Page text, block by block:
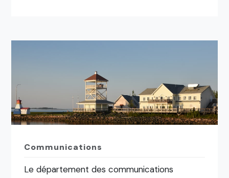
Communications
Le département des communications